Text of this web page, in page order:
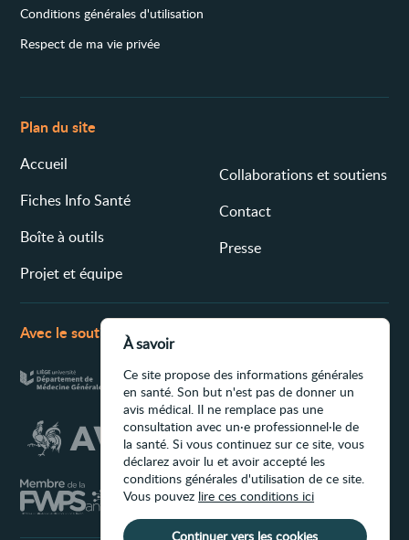
Conditions générales d'utilisation
Respect de ma vie privée
Plan du site
Accueil
Fiches Info Santé
Boîte à outils
Projet et équipe
Collaborations et soutiens
Contact
Presse
Avec le soutien de
À savoir
Ce site propose des informations générales
en santé. Son but n'est pas de donner un
avis médical. Il ne remplace pas une
consultation avec un·e professionnel·le de
la santé. Si vous continuez sur ce site, vous
déclarez avoir lu et avoir accepté les
conditions générales d'utilisation de ce site.
Vous pouvez lire ces conditions ici
Continuer vers les cookies